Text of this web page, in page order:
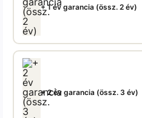
+ 1 év garancia (össz. 2 év)
+ 2 év garancia (össz. 3 év)